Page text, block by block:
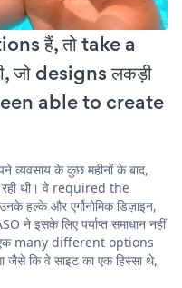
हैं, तो take a
जो designs लकड़ी
been able to create
व्यवसाय के कुछ महीनों के बाद,
थी। वे required the
हल्के और एर्गोनोमिक डिज़ाइन,
ने इसके लिए पर्याप्त समाधान नहीं
एक many different options
जैसे कि वे साइट का एक हिस्सा थे,